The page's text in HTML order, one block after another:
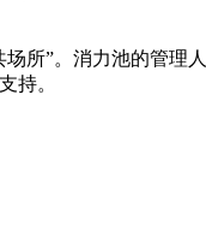
所”。消力池的管理
持。